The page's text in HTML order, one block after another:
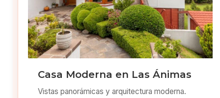
Casa Moderna en Las Ánimas
Vistas panorámicas y arquitectura moderna.